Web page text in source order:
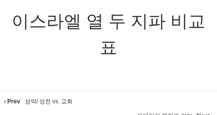
이스라엘 열 두 지파 비교
표
Prev 성막/ 성전 vs. 교회